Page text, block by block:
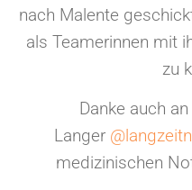
nach Malente
als Teamerinnen mit
zu
Danke auch
Langer
medizinischen